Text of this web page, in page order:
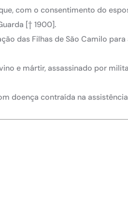
com o consentimento do
[† 1900].
das Filhas de São Camilo
e mártir, assassinado por
doença contraída na